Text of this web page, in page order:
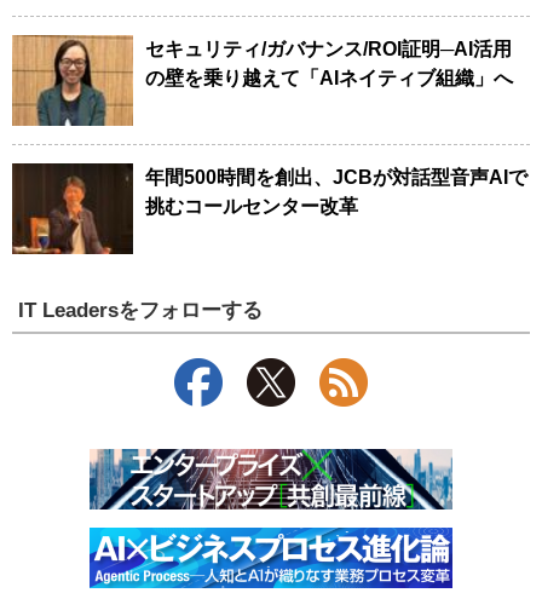
セキュリティ/ガバナンス/ROI証明─AI活用
の壁を乗り越えて「AIネイティブ組織」へ
年間500時間を創出、JCBが対話型音声AIで
挑むコールセンター改革
IT Leadersをフォローする